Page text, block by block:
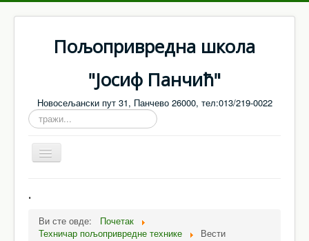
Пољопривредна школа
"Јосиф Панчић"
Новосељански пут 31, Панчево 26000, тел:013/219-0022
тражи...
Toggle
Navigation
Запослени
.
Ви сте овде:
Почетак
Техничар пољопривредне технике
Вести